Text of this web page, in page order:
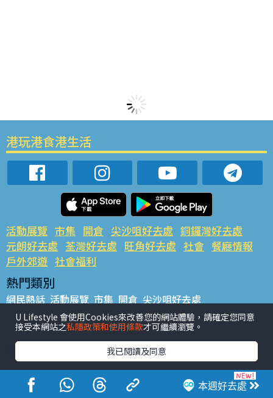
本週好去處
港玩港食港生活
活動展覽 市集 開倉 尖沙咀好去處 銅鑼灣好去處
元朗好去處 荃灣好去處 旺角好去處 社會 餐廳情報
戶外郊遊 社會福利
熱門類別
網民熱話 活動展覽 市集 開倉 尖沙咀好去處
銅鑼灣好去處 元朗好去處 荃灣好去處 旺角好去處 社會
餐廳情報 戶外郊遊
熱門標籤
#UGO搵好去處 #人氣活動推介 #美食社群熱話
#親子玩樂好去處
#ULifestyle應用程式
#限時搶
U Lifestyle 會使用Cookies來改善您的網站體驗，請確定您同意
接受本網站之私隱政策和使用條款才可繼續瀏覽。
我已閱讀及同意